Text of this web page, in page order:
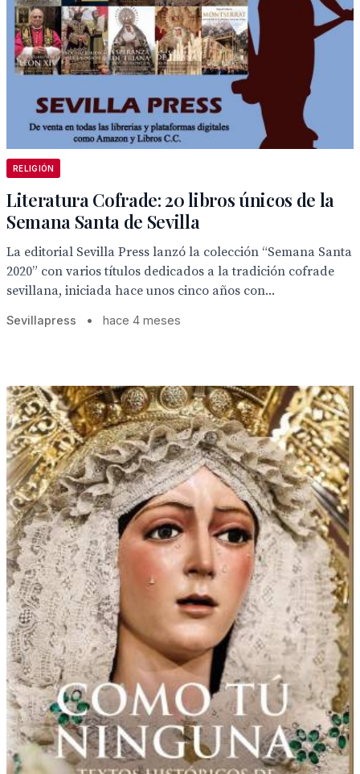
RELIGIÓN
Literatura Cofrade: 20 libros únicos de la
Semana Santa de Sevilla
La editorial Sevilla Press lanzó la colección “Semana Santa
2020” con varios títulos dedicados a la tradición cofrade
sevillana, iniciada hace unos cinco años con...
Sevillapress • hace 4 meses